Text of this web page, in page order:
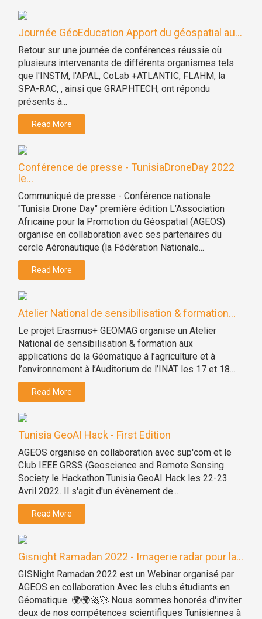
Journée GéoEducation Apport du géospatial au...
Retour sur une journée de conférences réussie où
plusieurs intervenants de différents organismes tels
que l'INSTM, l'APAL, CoLab +ATLANTIC, FLAHM, la
SPA-RAC, , ainsi que GRAPHTECH, ont répondu
présents à...
Read More
Conférence de presse - TunisiaDroneDay 2022
le...
Communiqué de presse - Conférence nationale
"Tunisia Drone Day" première édition L’Association
Africaine pour la Promotion du Géospatial (AGEOS)
organise en collaboration avec ses partenaires du
cercle Aéronautique (la Fédération Nationale...
Read More
Atelier National de sensibilisation & formation...
Le projet Erasmus+ GEOMAG organise un Atelier
National de sensibilisation & formation aux
applications de la Géomatique à l’agriculture et à
l’environnement à l’Auditorium de l’INAT les 17 et 18...
Read More
Tunisia GeoAI Hack - First Edition
AGEOS organise en collaboration avec sup'com et le
Club IEEE GRSS (Geoscience and Remote Sensing
Society le Hackathon Tunisia GeoAI Hack les 22-23
Avril 2022. Il s'agit d'un évènement de...
Read More
Gisnight Ramadan 2022 - Imagerie radar pour la...
GISNight Ramadan 2022 est un Webinar organisé par
AGEOS en collaboration Avec les clubs étudiants en
Géomatique. 🌍🌍🚀🚀 Nous sommes honorés d'inviter
deux de nos compétences scientifiques Tunisiennes à